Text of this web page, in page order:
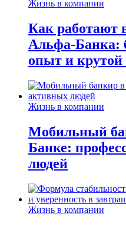
Жизнь в компании
Как работают
Альфа-Банка:
опыт и крутой
Жизнь в компании
Мобильный
Банке:
людей
Жизнь в компании